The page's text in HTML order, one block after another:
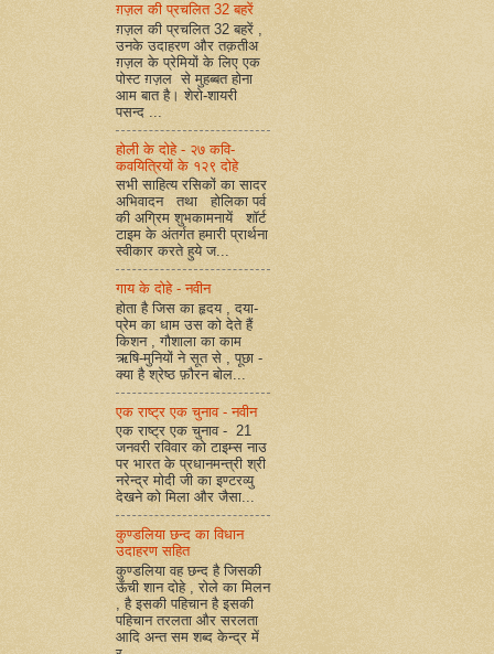
ग़ज़ल की प्रचलित 32 बहरें
ग़ज़ल की प्रचलित 32 बहरें ,
उनके उदाहरण और तक़तीअ
ग़ज़ल के प्रेमियों के लिए एक
पोस्ट ग़ज़ल से मुहब्बत होना
आम बात है। शेरो-शायरी
पसन्द ...
होली के दोहे - २७ कवि-
कवयित्रियों के १२९ दोहे
सभी साहित्य रसिकों का सादर
अभिवादन तथा होलिका पर्व
की अग्रिम शुभकामनायें शॉर्ट
टाइम के अंतर्गत हमारी प्रार्थना
स्वीकार करते हुये ज...
गाय के दोहे - नवीन
होता है जिस का हृदय , दया-
प्रेम का धाम उस को देते हैं
किशन , गौशाला का काम
ऋषि-मुनियों ने सूत से , पूछा -
क्या है श्रेष्ठ फ़ौरन बोल...
एक राष्ट्र एक चुनाव - नवीन
एक राष्ट्र एक चुनाव - 21
जनवरी रविवार को टाइम्स नाउ
पर भारत के प्रधानमन्त्री श्री
नरेन्द्र मोदी जी का इण्टरव्यु
देखने को मिला और जैसा...
कुण्डलिया छन्द का विधान
उदाहरण सहित
कुण्डलिया वह छन्द है जिसकी
ऊँची शान दोहे , रोले का मिलन
, है इसकी पहिचान है इसकी
पहिचान तरलता और सरलता
आदि अन्त सम शब्द केन्द्र में